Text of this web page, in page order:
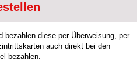
bezahlen diese per Überweisung, per
auch direkt bei den
bezahlen.